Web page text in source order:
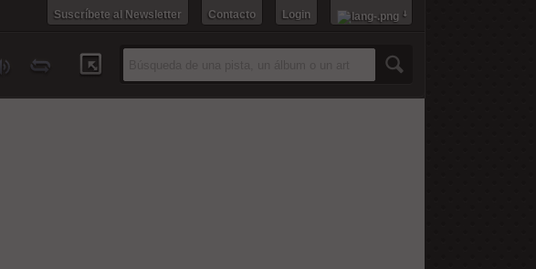
Login
Contacto
Suscríbete al Newsletter